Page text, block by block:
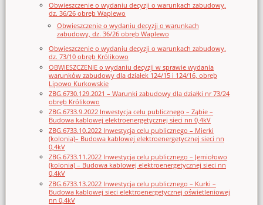
Obwieszczenie o wydaniu decyzji o warunkach zabudowy,
dz. 36/26 obręb Waplewo
Obwieszczenie o wydaniu decyzji o warunkach
zabudowy, dz. 36/26 obręb Waplewo
Obwieszczenie o wydaniu decyzji o warunkach zabudowy,
dz. 73/10 obręb Królikowo
OBWIESZCZENIE o wydaniu decyzji w sprawie wydania
warunków zabudowy dla działek 124/15 i 124/16, obręb
Lipowo Kurkowskie
ZBG.6730.129.2021 – Warunki zabudowy dla działki nr 73/24
obręb Królikowo
ZBG.6733.9.2022 Inwestycja celu publicznego – Ząbie –
Budowa kablowej elektroenergetycznej sieci nn 0,4kV
ZBG.6733.10.2022 Inwestycja celu publicznego – Mierki
(kolonia)– Budowa kablowej elektroenergetycznej sieci nn
0,4kV
ZBG.6733.11.2022 Inwestycja celu publicznego – Jemiołowo
(kolonia) – Budowa kablowej elektroenergetycznej sieci nn
0,4kV
ZBG.6733.13.2022 Inwestycja celu publicznego – Kurki –
Budowa kablowej sieci elektroenergetycznej oświetleniowej
nn 0,4kV